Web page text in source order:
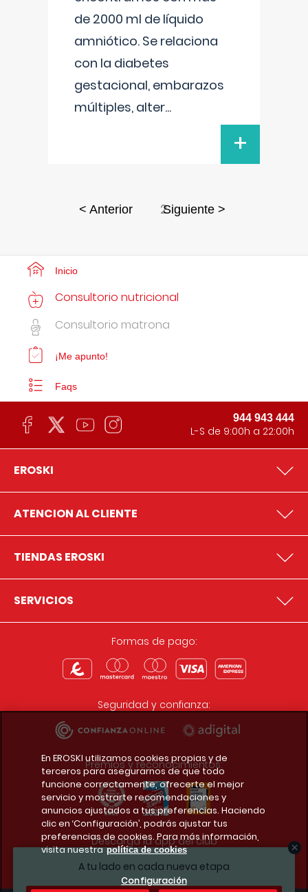
de 2000 ml de líquido
amniótico. Se relaciona
con la diabetes
gestacional, embarazos
múltiples, alter...
+
< Anterior 2Siguiente >
A tu lado en cada nueva etapa
Inicio
Consultorio nutricional
Consultorio matrona
¡Me apunto!
Faqs
944 943 444
L-S de 9:00h a 22:00h
EROSKI
ATENCION AL CLIENTE
TIENDAS EROSKI
SERVICIOS
Formas de pago:
Seguridad y confianza:
Premios y reconocimientos:
Descarga la app del club
En EROSKI utilizamos cookies propias y de
terceros para asegurarnos de que todo
funcione correctamente, ofrecerte el mejor
servicio y mostrarte recomendaciones y
anuncios ajustados a tus preferencias. Haciendo
clic en ‘Configuración’, podrás ajustar tus
preferencias de cookies. Para más información,
visita nuestra política de cookies
Configuración